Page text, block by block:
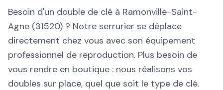
Besoin d'un double de clé à Ramonville-Saint-
Agne (31520) ? Notre serrurier se déplace
directement chez vous avec son équipement
professionnel de reproduction. Plus besoin de
vous rendre en boutique : nous réalisons vos
doubles sur place, quel que soit le type de clé.